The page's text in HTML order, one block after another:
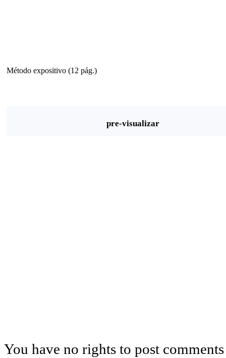
Método expositivo (12 pág.)
pre-visualizar
You have no rights to post comments